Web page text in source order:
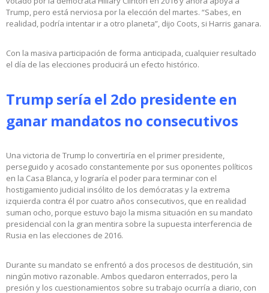
Trump, pero está nerviosa por la elección del martes. “Sabes, en
realidad, podría intentar ir a otro planeta”, dijo Coots, si Harris ganara.
Con la masiva participación de forma anticipada, cualquier resultado
el día de las elecciones producirá un efecto histórico.
Trump sería el 2do presidente en
ganar mandatos no consecutivos
Una victoria de Trump lo convertiría en el primer presidente,
perseguido y acosado constantemente por sus oponentes políticos
en la Casa Blanca, y lograría el poder para terminar con el
hostigamiento judicial insólito de los demócratas y la extrema
izquierda contra él por cuatro años consecutivos, que en realidad
suman ocho, porque estuvo bajo la misma situación en su mandato
presidencial con la gran mentira sobre la supuesta interferencia de
Rusia en las elecciones de 2016.
Durante su mandato se enfrentó a dos procesos de destitución, sin
ningún motivo razonable. Ambos quedaron enterrados, pero la
presión y los cuestionamientos sobre su trabajo ocurría a diario, con